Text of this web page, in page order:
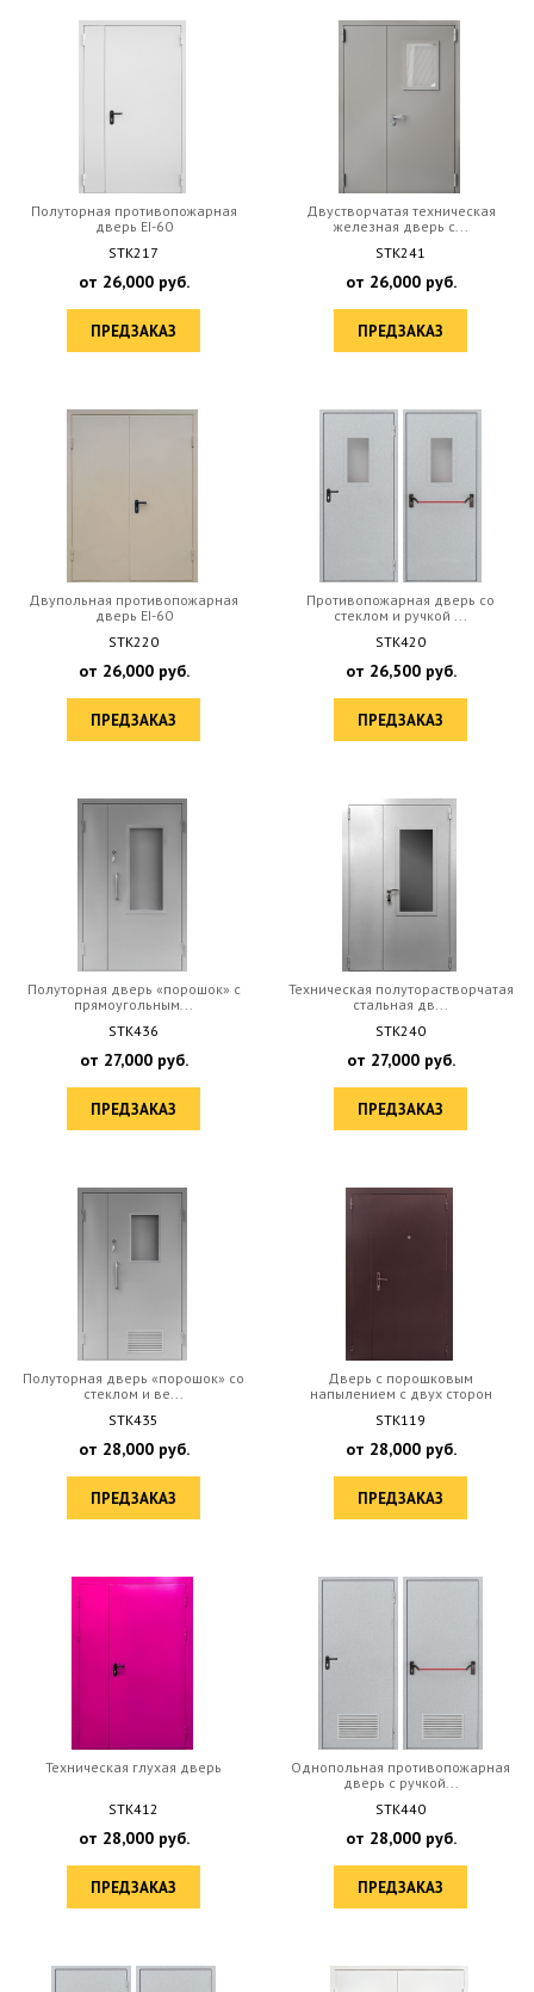
Полуторная противопожарная
дверь EI-60
STK217
от 26,000руб.
ПРЕДЗАКАЗ
Двустворчатая техническая
железная дверь с...
STK241
от 26,000руб.
ПРЕДЗАКАЗ
Двупольная противопожарная
дверь EI-60
STK220
от 26,000руб.
ПРЕДЗАКАЗ
Противопожарная дверь со
стеклом и ручкой ...
STK420
от 26,500руб.
ПРЕДЗАКАЗ
Полуторная дверь «порошок» с
прямоугольным...
STK436
от 27,000руб.
ПРЕДЗАКАЗ
Техническая полуторастворчатая
стальная дв...
STK240
от 27,000руб.
ПРЕДЗАКАЗ
Полуторная дверь «порошок» со
стеклом и ве...
STK435
от 28,000руб.
ПРЕДЗАКАЗ
Дверь с порошковым
напылением с двух сторон
STK119
от 28,000руб.
ПРЕДЗАКАЗ
Техническая глухая дверь
STK412
от 28,000руб.
ПРЕДЗАКАЗ
Однопольная противопожарная
дверь с ручкой...
STK440
от 28,000руб.
ПРЕДЗАКАЗ